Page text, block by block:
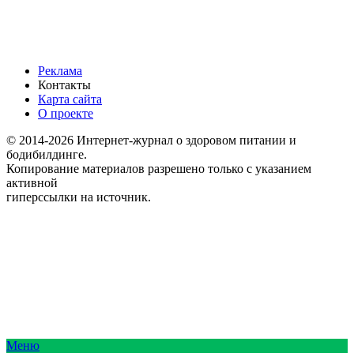
Реклама
Контакты
Карта сайта
О проекте
© 2014-2026 Интернет-журнал о здоровом питании и
бодибилдинге.
Копирование материалов разрешено только с указанием
активной
гиперссылки на источник.
Меню